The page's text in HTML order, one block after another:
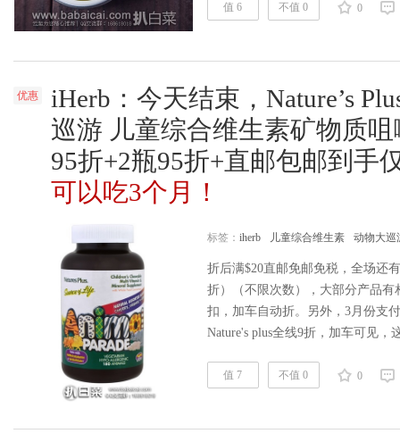
的折扣，此款驱蚊膏好用，大铁
值 6 不值 0 0
优惠
iHerb：今天结束，Nature’s
巡游 儿童综合维生素矿物质
95折+2瓶95折+直邮包邮到手
可以吃3个月！
标签： iherb 儿童综合维生素 动物大巡
折后满$20直邮免邮免税，全场还
折）（不限次数），大部分产品
扣，加车自动折。另外，3月份支
Nature's plus全线9折，加车可见
加。综维回购率很高，买2瓶9折
值 7 不值 0 0